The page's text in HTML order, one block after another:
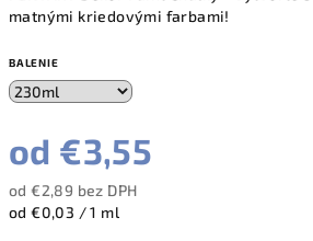
matnými kriedovými farbami!
BALENIE
od €3,55
od€2,89 bez DPH
Jednotková
od €0,03 / 1 ml